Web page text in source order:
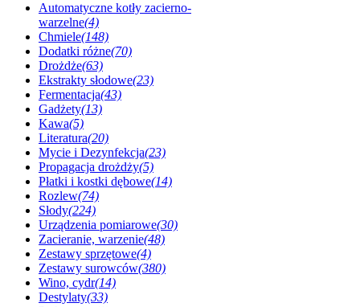
Automatyczne kotły zacierno-
warzelne(4)
Chmiele(148)
Dodatki różne(70)
Drożdże(63)
Ekstrakty słodowe(23)
Fermentacja(43)
Gadżety(13)
Kawa(5)
Literatura(20)
Mycie i Dezynfekcja(23)
Propagacja drożdży(5)
Płatki i kostki dębowe(14)
Rozlew(74)
Słody(224)
Urządzenia pomiarowe(30)
Zacieranie, warzenie(48)
Zestawy sprzętowe(4)
Zestawy surowców(380)
Wino, cydr(14)
Destylaty(33)